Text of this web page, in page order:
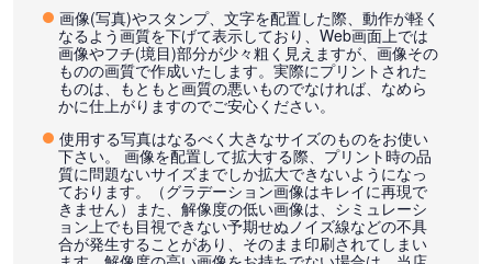
画像(写真)やスタンプ、文字を配置した際、動作が軽く
なるよう画質を下げて表示しており、Web画面上では
画像やフチ(境目)部分が少々粗く見えますが、画像その
ものの画質で作成いたします。実際にプリントされた
ものは、もともと画質の悪いものでなければ、なめら
かに仕上がりますのでご安心ください。
使用する写真はなるべく大きなサイズのものをお使い
下さい。 画像を配置して拡大する際、プリント時の品
質に問題ないサイズまでしか拡大できないようになっ
ております。（グラデーション画像はキレイに再現で
きません）また、解像度の低い画像は、シミュレーシ
ョン上でも目視できない予期せぬノイズ線などの不具
合が発生することがあり、そのまま印刷されてしまい